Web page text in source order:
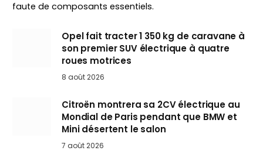
faute de composants essentiels.
Opel fait tracter 1 350 kg de caravane à
son premier SUV électrique à quatre
roues motrices
8 août 2026
Citroën montrera sa 2CV électrique au
Mondial de Paris pendant que BMW et
Mini désertent le salon
7 août 2026